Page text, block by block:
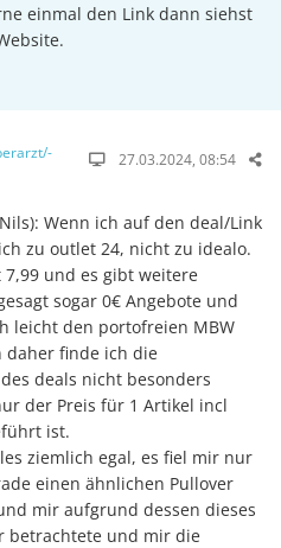
einmal den Link dann siehst
27.03.2024, 08:54
Wenn ich auf den deal/Link
zu outlet 24, nicht zu idealo.
und es gibt weitere
sogar 0€ Angebote und
leicht den portofreien MBW
daher finde ich die
deals nicht besonders
der Preis für 1 Artikel incl
ist.
ziemlich egal, es fiel mir nur
einen ähnlichen Pullover
mir aufgrund dessen dieses
betrachtete und mir die